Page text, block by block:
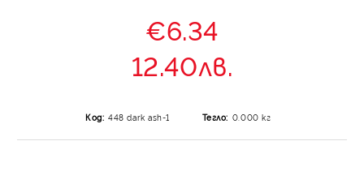
€6.34
12.40лв.
Код: 448 dark ash-1 Тегло: 0.000 кг